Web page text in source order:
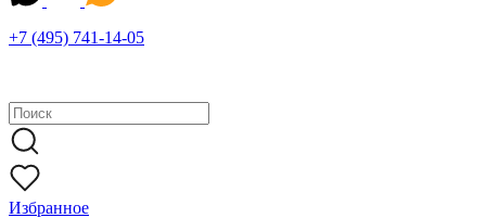
+7 (495) 741-14-05
Избранное